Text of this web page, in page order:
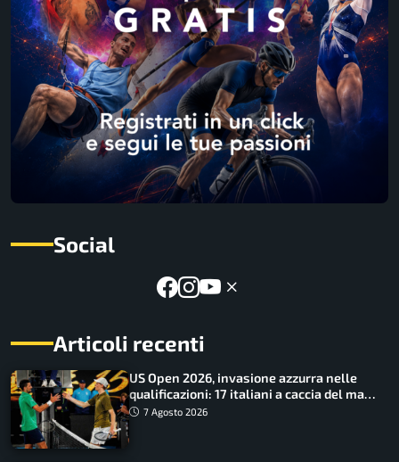
Social
Articoli recenti
US Open 2026, invasione azzurra nelle
qualificazioni: 17 italiani a caccia del main
draw7 Agosto 2026